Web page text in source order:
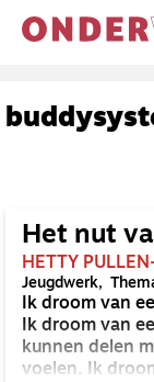
Het nut
HETTY
Jeugdwerk
Ik droom van
Ik droom van
kunnen delen
voelen. Ik